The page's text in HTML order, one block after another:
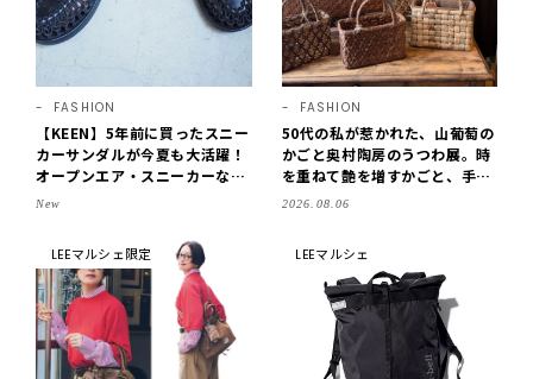
FASHION
【KEEN】5年前に買ったスニー
カーサンダルが今夏も大活躍！
オープンエア・スニーカーなら
涼しくて歩きやすい【LEE編集
New
FASHION
50代の私が惹かれた、山葡萄の
かごと奥村陶房のうつわ展。時
を重ねて艶を増すかごと、手仕
事の美しさに出会いました。
2026.08.06
LEEマルシェ限定 LEEマルシェ